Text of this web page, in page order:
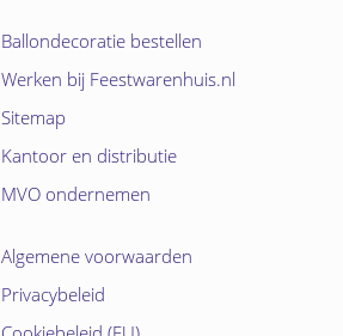
Ballondecoratie bestellen
Werken bij Feestwarenhuis.nl
Sitemap
Kantoor en distributie
MVO ondernemen
Algemene voorwaarden
Privacybeleid